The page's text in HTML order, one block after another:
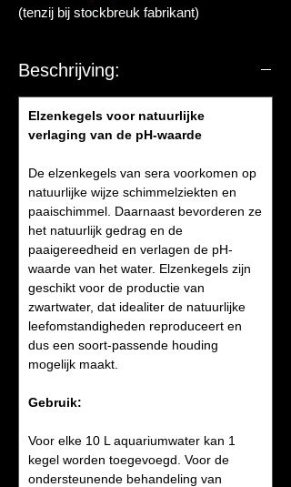
(tenzij bij stockbreuk fabrikant)
Beschrijving:
Elzenkegels voor natuurlijke
verlaging van de pH-waarde
De elzenkegels van sera voorkomen op
natuurlijke wijze schimmelziekten en
paaischimmel. Daarnaast bevorderen ze
het natuurlijk gedrag en de
paaigereedheid en verlagen de pH-
waarde van het water. Elzenkegels zijn
geschikt voor de productie van
zwartwater, dat idealiter de natuurlijke
leefomstandigheden reproduceert en
dus een soort-passende houding
mogelijk maakt.
Gebruik:
Voor elke 10 L aquariumwater kan 1
kegel worden toegevoegd. Voor de
ondersteunende behandeling van